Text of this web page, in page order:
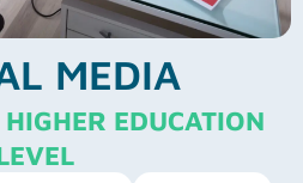
MEDIA
EDUCATION